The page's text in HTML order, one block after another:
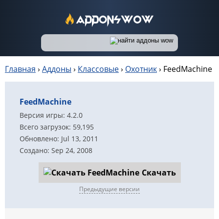
Главная › Аддоны › Классовые› Охотник› FeedMachine
FeedMachine
Версия игры: 4.2.0
Всего загрузок: 59,195
Обновлено: Jul 13, 2011
Создано: Sep 24, 2008
Скачать
Предыдущие версии